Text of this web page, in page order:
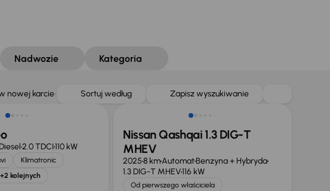
Nadwozie Kategoria
nowej karcie Sortuj według Zapisz wyszukiwanie
2.0 TDCI110 kW
Klimatronic
+2 kolejnych
Od nowego taniej o 36 775 zł
Nissan Qashqai 1.3 DIG-T
MHEV
20258 kmAutomatBenzyna + Hybryda
1.3 DIG-T MHEV116 kW
Od pierwszego właściciela